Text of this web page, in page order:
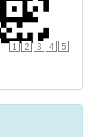
1 2 3 4 5